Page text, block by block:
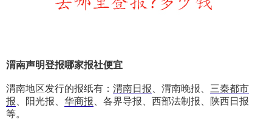
渭南声明登报哪家报社便宜
渭南地区发行的报纸有： 渭南日报 、渭南晚报、 三秦都市
报 、阳光报、 华商报 、各界导报、西部法制报、陕西日报
等。